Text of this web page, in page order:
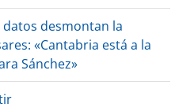
datos desmontan la
«Cantabria está a la
Sánchez»